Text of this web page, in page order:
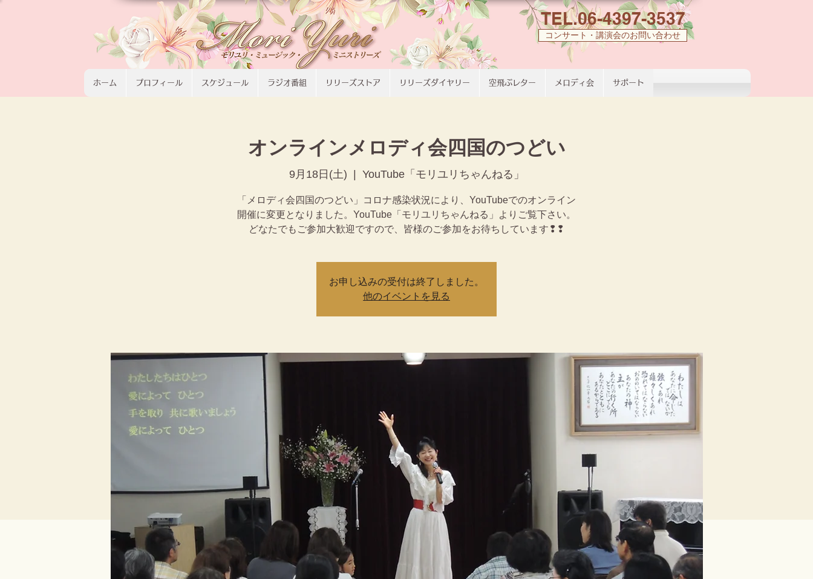
TEL.06-4397-3537
コンサート・講演会のお問い合わせ
ホーム プロフィール スケジュール ラジオ番組 リリーズストア リリーズダイヤリー 空飛ぶレター メロディ会 サポート
オンラインメロディ会四国のつどい
9月18日(土)
  |
YouTube「モリユリちゃんねる」
「メロディ会四国のつどい」コロナ感染状況により、YouTubeでのオンライン
開催に変更となりました。YouTube「モリユリちゃんねる」よりご覧下さい。
どなたでもご参加大歓迎ですので、皆様のご参加をお待ちしています❢❢
お申し込みの受付は終了しました。
他のイベントを見る